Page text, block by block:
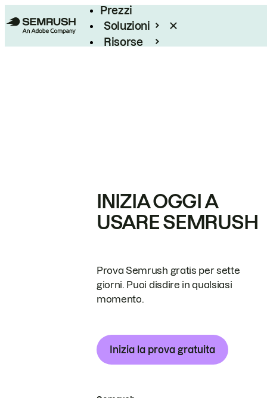
Prezzi
Soluzioni
Risorse
INIZIA OGGI A
USARE SEMRUSH
Prova Semrush gratis per sette
giorni. Puoi disdire in qualsiasi
momento.
Inizia la prova gratuita